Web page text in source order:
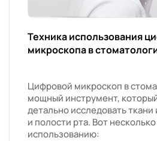
Техника использования
микроскопа в
Цифровой микроскоп в
мощный инструмент,
детально исследовать ткани
и полости рта. Вот
использованию: